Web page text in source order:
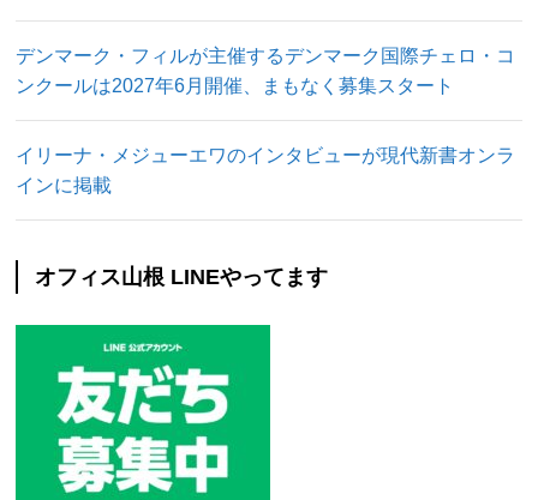
デンマーク・フィルが主催するデンマーク国際チェロ・コ
ンクールは2027年6月開催、まもなく募集スタート
イリーナ・メジューエワのインタビューが現代新書オンラ
インに掲載
オフィス山根 LINEやってます